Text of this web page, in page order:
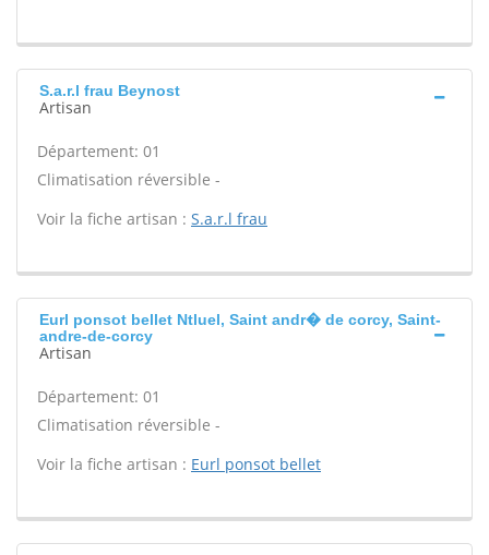
S.a.r.l frau Beynost
Artisan
Département: 01
Climatisation réversible -
Voir la fiche artisan : S.a.r.l frau
Eurl ponsot bellet Ntluel, Saint andr� de corcy, Saint-
andre-de-corcy
Artisan
Département: 01
Climatisation réversible -
Voir la fiche artisan : Eurl ponsot bellet